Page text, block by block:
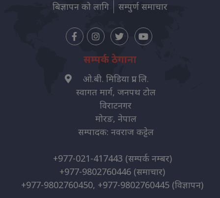
बिज्ञापन को लागि सम्पुर्ण समाचार
सम्पर्क ठेगाना
ओ.बी. मिडिया प्रा. लि.
स्वागत मार्ग, जनपथ टोल
विराटनगर
मोरङ, नेपाल
सम्पादक: नवराज कट्टेल
+977-021-417443 (सम्पर्क नम्बर)
+977-9802760446 (समाचार)
+977-9802760450, +977-9802760445 (विज्ञापन)